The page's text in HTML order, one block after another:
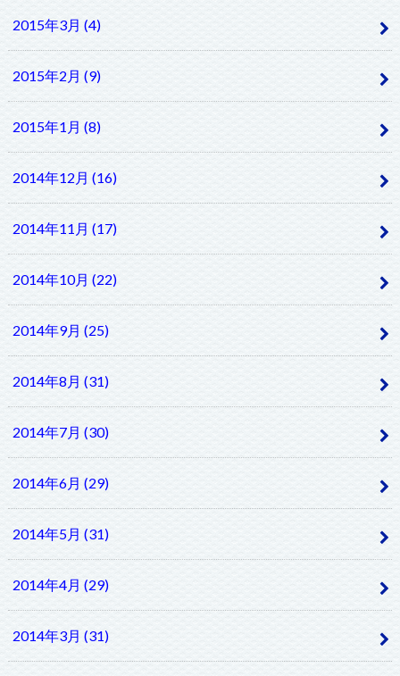
2015年3月 (4)
2015年2月 (9)
2015年1月 (8)
2014年12月 (16)
2014年11月 (17)
2014年10月 (22)
2014年9月 (25)
2014年8月 (31)
2014年7月 (30)
2014年6月 (29)
2014年5月 (31)
2014年4月 (29)
2014年3月 (31)